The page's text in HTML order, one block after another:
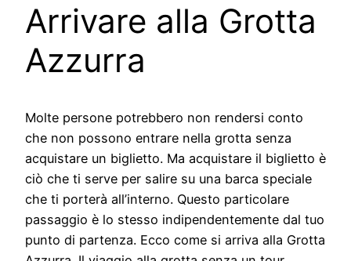
Arrivare alla Grotta
Azzurra
Molte persone potrebbero non rendersi conto
che non possono entrare nella grotta senza
acquistare un biglietto. Ma acquistare il biglietto è
ciò che ti serve per salire su una barca speciale
che ti porterà all’interno. Questo particolare
passaggio è lo stesso indipendentemente dal tuo
punto di partenza. Ecco come si arriva alla Grotta